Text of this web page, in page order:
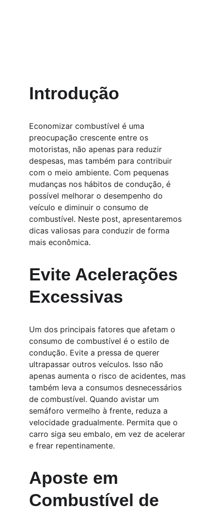
Introdução
Economizar combustível é uma
preocupação crescente entre os
motoristas, não apenas para reduzir
despesas, mas também para contribuir
com o meio ambiente. Com pequenas
mudanças nos hábitos de condução, é
possível melhorar o desempenho do
veículo e diminuir o consumo de
combustível. Neste post, apresentaremos
dicas valiosas para conduzir de forma
mais econômica.
Evite Acelerações
Excessivas
Um dos principais fatores que afetam o
consumo de combustível é o estilo de
condução. Evite a pressa de querer
ultrapassar outros veículos. Isso não
apenas aumenta o risco de acidentes, mas
também leva a consumos desnecessários
de combustível. Quando avistar um
semáforo vermelho à frente, reduza a
velocidade gradualmente. Permita que o
carro siga seu embalo, em vez de acelerar
e frear repentinamente.
Aposte em
Combustível de